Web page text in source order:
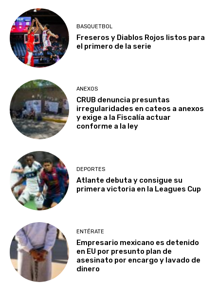
BASQUETBOL
Freseros y Diablos Rojos listos para
el primero de la serie
ANEXOS
CRUB denuncia presuntas
irregularidades en cateos a anexos
y exige a la Fiscalía actuar
conforme a la ley
DEPORTES
Atlante debuta y consigue su
primera victoria en la Leagues Cup
ENTÉRATE
Empresario mexicano es detenido
en EU por presunto plan de
asesinato por encargo y lavado de
dinero